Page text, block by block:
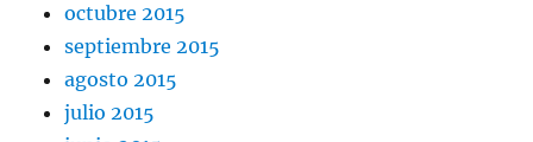
octubre 2015
septiembre 2015
agosto 2015
julio 2015